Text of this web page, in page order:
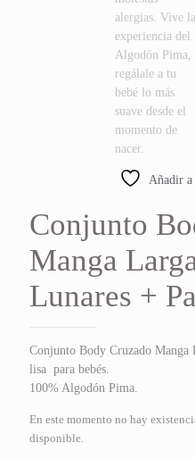
Añadir a
Conjunto
Manga
Lunares +
Conjunto Body Cruzado Manga
lisa para bebés.
100% Algodón Pima.
En este momento no hay
disponible.